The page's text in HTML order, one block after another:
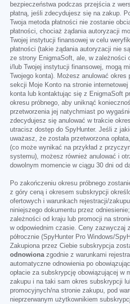
bezpieczeństwa podczas przejścia z
płatną, jeśli zdecydujesz się na zakup.
Twoja metoda płatności nie zostanie
płatności, chociaż żądania autoryzacji
Twojej instytucji finansowej w celu
płatności (takie żądania autoryzacji nie
ze strony EnigmaSoft, ale, w zależności
i/lub Twojej instytucji finansowej, mogą
Twojego konta). Możesz anulować okres
sekcji Moje Konto na stronie
konta lub kontaktując się z EnigmaSoft
okresu próbnego, aby uniknąć
przetworzenia jej natychmiast po
zdecydujesz się anulować w trakcie
utracisz dostęp do SpyHunter. Jeśli z
uważasz, że została przetworzona
(co może wynikać na przykład z
systemu), możesz również anulować i
dowolnym momencie w ciągu 30 dni od
Po zakończeniu okresu próbnego
z góry ceną i okresem subskrypcji
ofertowych i warunkach rejestracji/
niniejszego dokumentu przez
zależności od kraju lub promocji na
w odpowiednim czasie. Ceny zazwyczaj
półrocznie (SpyHunter Pro Windows/
Zakupiona przez Ciebie subskrypcja
odnowiona zgodnie z warunkami
automatyczne odnowienia po
opłacie za subskrypcję obowiązującej w
zakupu i na taki sam okres subskrypcji
promocyjnych/na stronie zakupu, pod
nieprzerwanym użytkownikiem